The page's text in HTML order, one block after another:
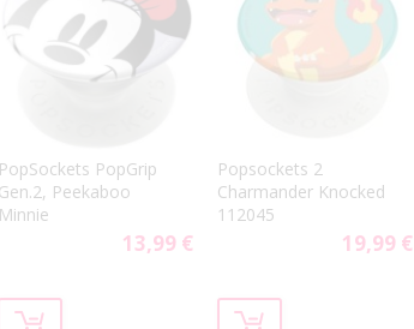
PopSockets PopGrip
Gen.2, Peekaboo
Minnie
13,99 €
Popsockets 2
Charmander Knocked
112045
19,99 €